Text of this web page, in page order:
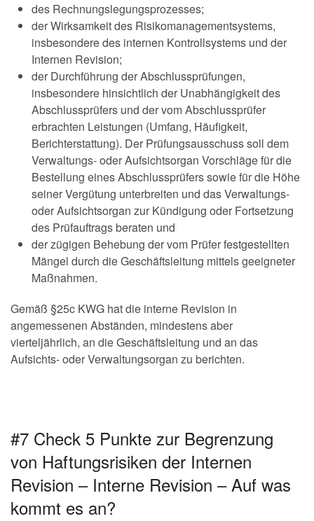
des Rechnungslegungsprozesses;
der Wirksamkeit des Risikomanagementsystems,
insbesondere des internen Kontrollsystems und der
Internen Revision;
der Durchführung der Abschlussprüfungen,
insbesondere hinsichtlich der Unabhängigkeit des
Abschlussprüfers und der vom Abschlussprüfer
erbrachten Leistungen (Umfang, Häufigkeit,
Berichterstattung). Der Prüfungsausschuss soll dem
Verwaltungs- oder Aufsichtsorgan Vorschläge für die
Bestellung eines Abschlussprüfers sowie für die Höhe
seiner Vergütung unterbreiten und das Verwaltungs-
oder Aufsichtsorgan zur Kündigung oder Fortsetzung
des Prüfauftrags beraten und
der zügigen Behebung der vom Prüfer festgestellten
Mängel durch die Geschäftsleitung mittels geeigneter
Maßnahmen.
Gemäß §25c KWG hat die interne Revision in
angemessenen Abständen, mindestens aber
vierteljährlich, an die Geschäftsleitung und an das
Aufsichts- oder Verwaltungsorgan zu berichten.
#7 Check 5 Punkte zur Begrenzung
von Haftungsrisiken der Internen
Revision – Interne Revision – Auf was
kommt es an?